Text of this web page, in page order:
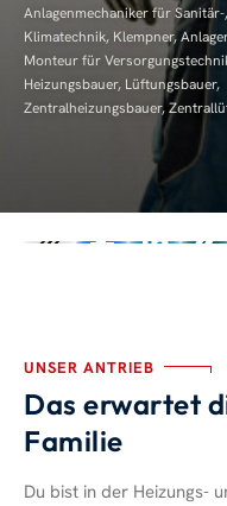
Anlagenmechaniker für
Klimatechnik, Klempner,
Monteur für
Heizungsbauer, Lüftungsbauer,
Zentralheizungsbauer,
UNSER ANTRIEB
Das erwartet
Familie
Du bist in der Heizungs-